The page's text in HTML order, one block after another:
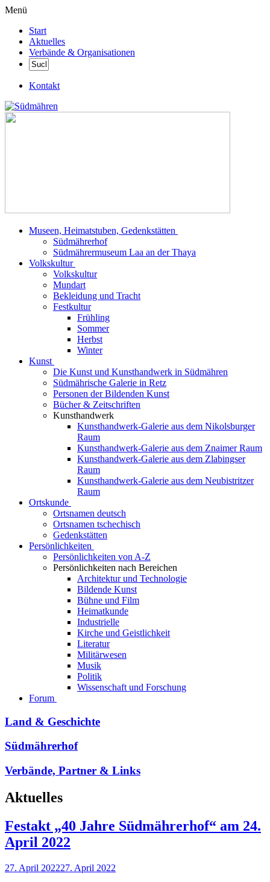
Menü
Start
Aktuelles
Verbände & Organisationen
Kontakt
Museen, Heimatstuben, Gedenkstätten
Südmährerhof
Südmährermuseum Laa an der Thaya
Volkskultur
Volkskultur
Mundart
Bekleidung und Tracht
Festkultur
Frühling
Sommer
Herbst
Winter
Kunst
Die Kunst und Kunsthandwerk in Südmähren
Südmährische Galerie in Retz
Personen der Bildenden Kunst
Bücher & Zeitschriften
Kunsthandwerk
Kunsthandwerk-Galerie aus dem Nikolsburger
Raum
Kunsthandwerk-Galerie aus dem Znaimer Raum
Kunsthandwerk-Galerie aus dem Zlabingser
Raum
Kunsthandwerk-Galerie aus dem Neubistritzer
Raum
Ortskunde
Ortsnamen deutsch
Ortsnamen tschechisch
Gedenkstätten
Persönlichkeiten
Persönlichkeiten von A-Z
Persönlichkeiten nach Bereichen
Architektur und Technologie
Bildende Kunst
Bühne und Film
Heimatkunde
Industrielle
Kirche und Geistlichkeit
Literatur
Militärwesen
Musik
Politik
Wissenschaft und Forschung
Forum
Land & Geschichte
Südmährerhof
Verbände, Partner & Links
Aktuelles
Festakt „40 Jahre Südmährerhof“ am 24.
April 2022
27. April 202227. April 2022